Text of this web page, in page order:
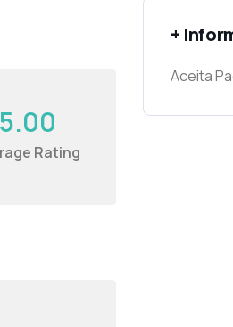
5.00
Rating
+
Aceita